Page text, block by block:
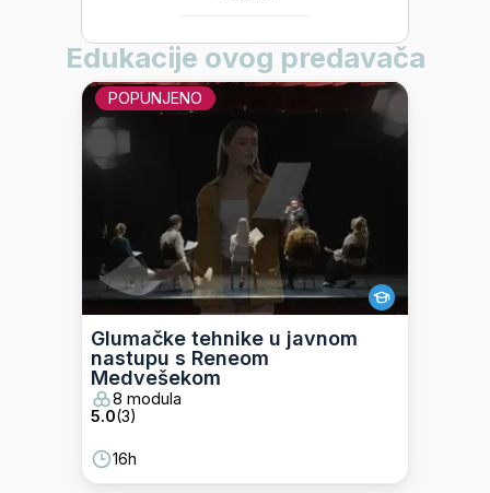
Edukacije ovog predavača
POPUNJENO
Glumačke tehnike u javnom
nastupu s Reneom
Medvešekom
8 modula
5.0(3)
16h